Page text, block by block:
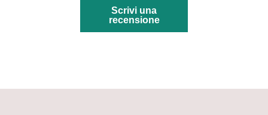
Scrivi una
recensione